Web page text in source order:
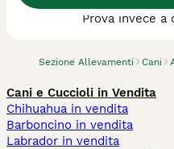
Sezione Allevamenti Cani
Prova invece a
Cani e Cuccioli in Vendita
Chihuahua in vendita
Barboncino in vendita
Labrador in vendita